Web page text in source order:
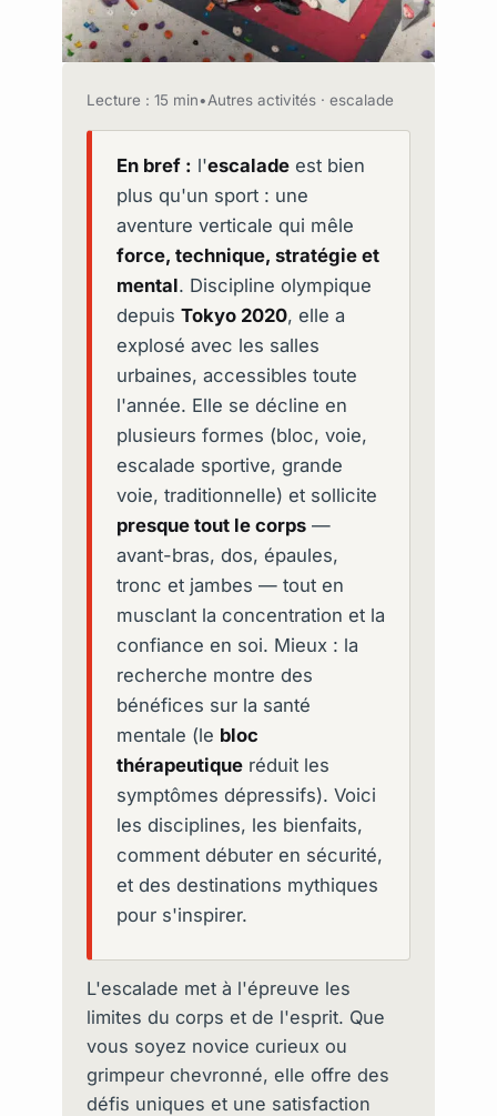
Lecture : 15 min•Autres activités · escalade
En bref : l'escaladeest bien
plus qu'un sport : une
aventure verticale qui mêle
force, technique, stratégie et
mental. Discipline olympique
depuis Tokyo 2020, elle a
explosé avec les salles
urbaines, accessibles toute
l'année. Elle se décline en
plusieurs formes (bloc, voie,
escalade sportive, grande
voie, traditionnelle) et sollicite
presque tout le corps—
avant-bras, dos, épaules,
tronc et jambes — tout en
musclant la concentration et la
confiance en soi. Mieux : la
recherche montre des
bénéfices sur la santé
mentale (le bloc
thérapeutiqueréduit les
symptômes dépressifs). Voici
les disciplines, les bienfaits,
comment débuter en sécurité,
et des destinations mythiques
pour s'inspirer.
L'escalade met à l'épreuve les
limites du corps et de l'esprit. Que
vous soyez novice curieux ou
grimpeur chevronné, elle offre des
défis uniques et une satisfaction